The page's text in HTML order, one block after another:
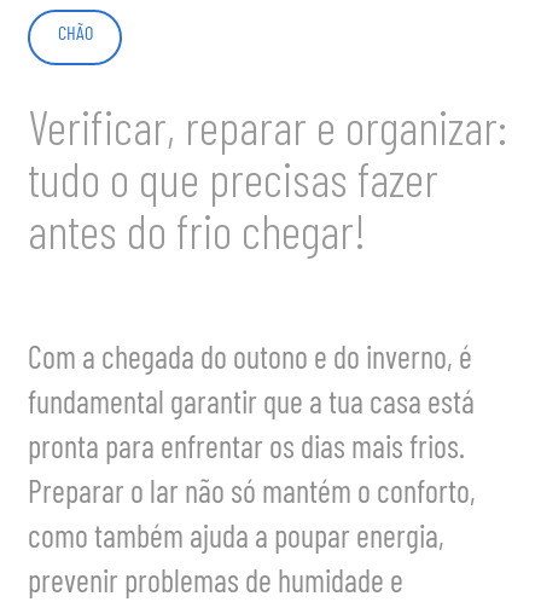
CHÃO
Verificar, reparar e organizar:
tudo o que precisas fazer
antes do frio chegar!
Com a chegada do outono e do inverno, é
fundamental garantir que a tua casa está
pronta para enfrentar os dias mais frios.
Preparar o lar não só mantém o conforto,
como também ajuda a poupar energia,
prevenir problemas de humidade e